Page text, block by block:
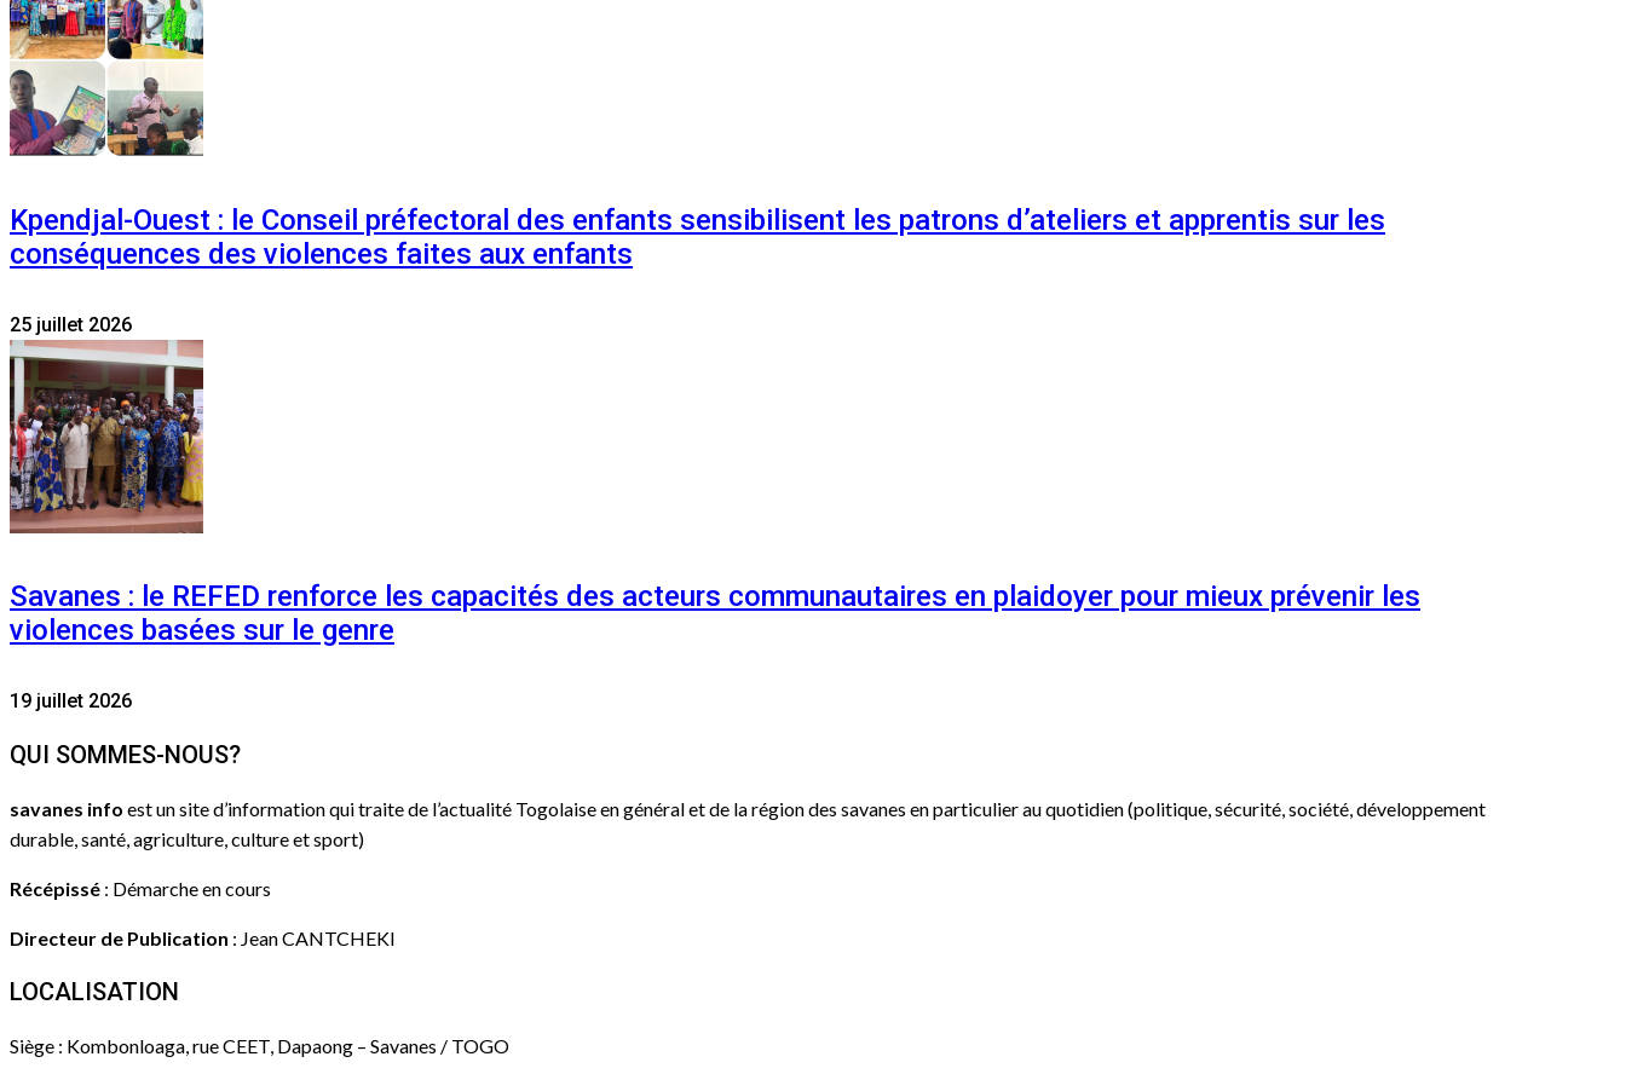
Kpendjal-Ouest : le Conseil préfectoral des enfants sensibilisent les patrons d’ateliers et apprentis sur les
conséquences des violences faites aux enfants
25 juillet 2026
Savanes : le REFED renforce les capacités des acteurs communautaires en plaidoyer pour mieux prévenir les
violences basées sur le genre
19 juillet 2026
QUI SOMMES-NOUS?
savanes info est un site d’information qui traite de l’actualité Togolaise en général et de la région des savanes en particulier au quotidien (politique, sécurité, société, développement
durable, santé, agriculture, culture et sport)
Récépissé : Démarche en cours
Directeur de Publication : Jean CANTCHEKI
LOCALISATION
Siège : Kombonloaga, rue CEET, Dapaong – Savanes / TOGO